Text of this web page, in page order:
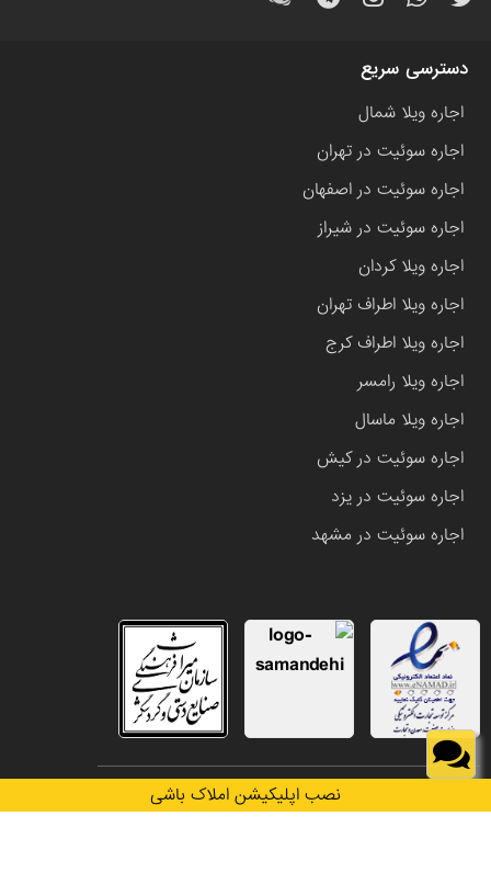
نصب اپلیکیشن املاک باشی
دسترسی سریع
اجاره ویلا شمال
اجاره سوئیت در تهران
اجاره سوئیت در اصفهان
اجاره سوئیت در شیراز
اجاره ویلا کردان
اجاره ویلا اطراف تهران
اجاره ویلا اطراف کرج
اجاره ویلا رامسر
اجاره ویلا ماسال
اجاره سوئیت در کیش
اجاره سوئیت در یزد
اجاره سوئیت در مشهد
تمامی حقوق این وب سایت متعلق به املاک باشی می باشد.